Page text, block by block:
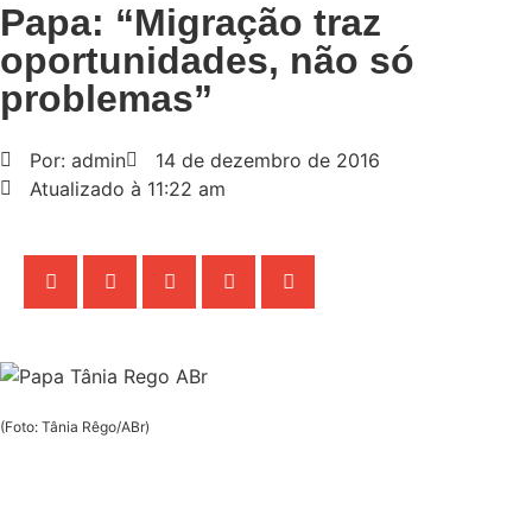
Papa: “Migração traz
oportunidades, não só
problemas”
Por: admin
14 de dezembro de 2016
Atualizado à 11:22 am
(Foto: Tânia Rêgo/ABr)